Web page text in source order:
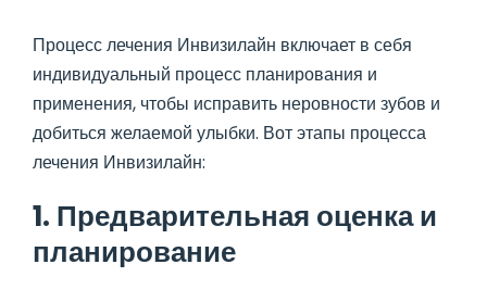
Процесс лечения Инвизилайн включает в себя
индивидуальный процесс планирования и
применения, чтобы исправить неровности зубов и
добиться желаемой улыбки. Вот этапы процесса
лечения Инвизилайн:
1. Предварительная оценка и
планирование